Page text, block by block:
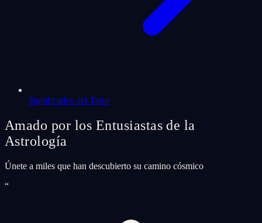
Significados del Tarot
Amado por los Entusiastas de la
Astrología
Únete a miles que han descubierto su camino cósmico
“